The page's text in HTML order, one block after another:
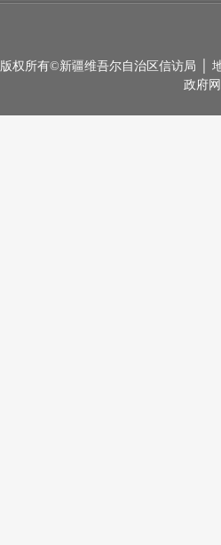
版权所有©新疆维吾尔自治区信访局 │
政府